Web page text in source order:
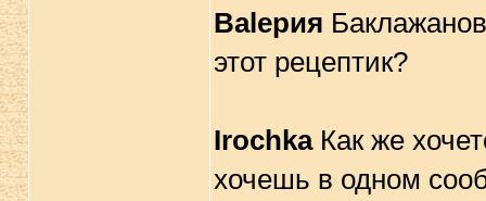
Вalерия
этот рецептик?
IrochkaКак же
хочешь в одном